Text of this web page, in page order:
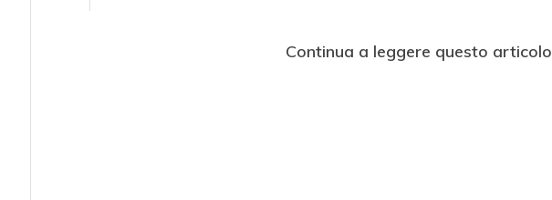
Continua a leggere questo articolo